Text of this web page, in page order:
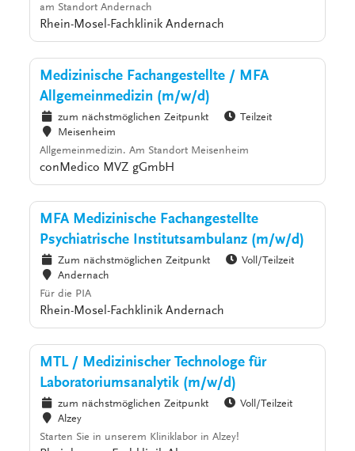
am Standort Andernach
Rhein-Mosel-Fachklinik Andernach
Medizinische Fachangestellte / MFA
Allgemeinmedizin (m/w/d)
zum nächstmöglichen Zeitpunkt
Teilzeit
Meisenheim
Allgemeinmedizin. Am Standort Meisenheim
conMedico MVZ gGmbH
MFA Medizinische Fachangestellte
Psychiatrische Institutsambulanz (m/w/d)
Zum nächstmöglichen Zeitpunkt
Voll/Teilzeit
Andernach
Für die PIA
Rhein-Mosel-Fachklinik Andernach
MTL / Medizinischer Technologe für
Laboratoriumsanalytik (m/w/d)
zum nächstmöglichen Zeitpunkt
Voll/Teilzeit
Alzey
Starten Sie in unserem Kliniklabor in Alzey!